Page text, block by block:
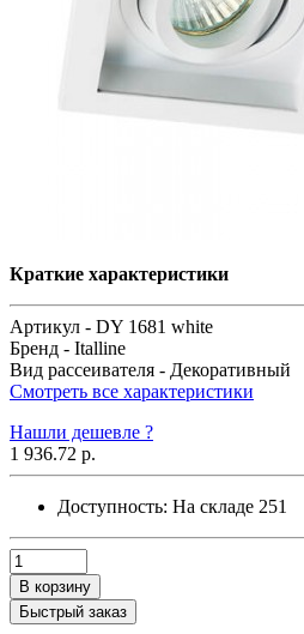
Краткие характеристики
Артикул - DY 1681 white
Бренд - Italline
Вид рассеивателя - Декоративный
Смотреть все характеристики
Нашли дешевле ?
1 936.72 р.
Доступность: На складе 251
В корзину
Быстрый заказ